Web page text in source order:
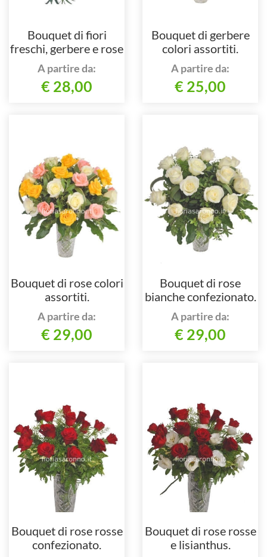
Bouquet di fiori
freschi, gerbere e rose
colore rosa.
A partire da:
€ 28,00
Bouquet di gerbere
colori assortiti.
A partire da:
€ 25,00
Bouquet di rose colori
assortiti.
A partire da:
€ 29,00
Bouquet di rose
bianche confezionato.
A partire da:
€ 29,00
Bouquet di rose rosse
confezionato.
Bouquet di rose rosse
e lisianthus.